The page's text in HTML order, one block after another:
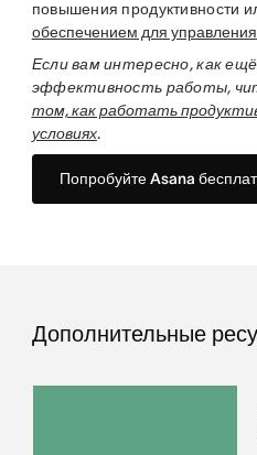
повышения продуктивности
обеспечением для
Если вам интересно, как
эффективность работы,
том, как работать
условиях.
Попробуйте Asana
Дополнительные